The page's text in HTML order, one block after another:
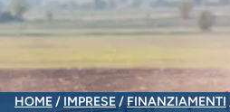
HOME IMPRESE FINANZIAMENTI